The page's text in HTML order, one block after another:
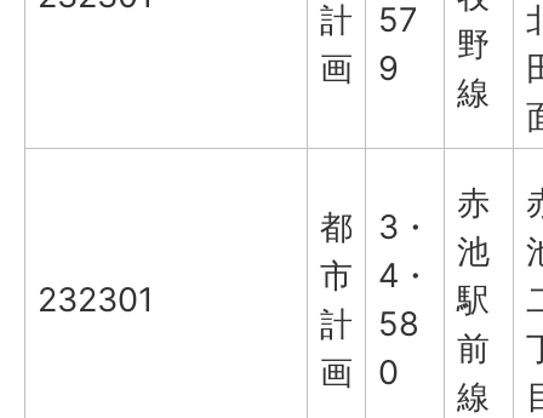
計
画
57
9
野
線
232301
都
市
計
画
3・
4・
58
0
赤
池
駅
前
線